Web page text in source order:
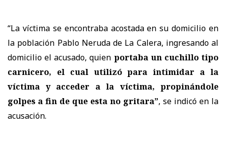
“La víctima se encontraba acostada en su domicilio en
la población Pablo Neruda de La Calera, ingresando al
domicilio el acusado, quien portaba un cuchillo tipo
carnicero, el cual utilizó para intimidar a la
víctima y acceder a la víctima, propinándole
golpes a fin de que esta no gritara”, se indicó en la
acusación.